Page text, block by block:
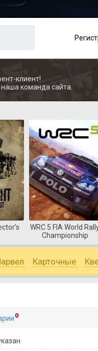
клиент!
команда сайта.
WRC 5 FIA World
Championship
Карточные
0